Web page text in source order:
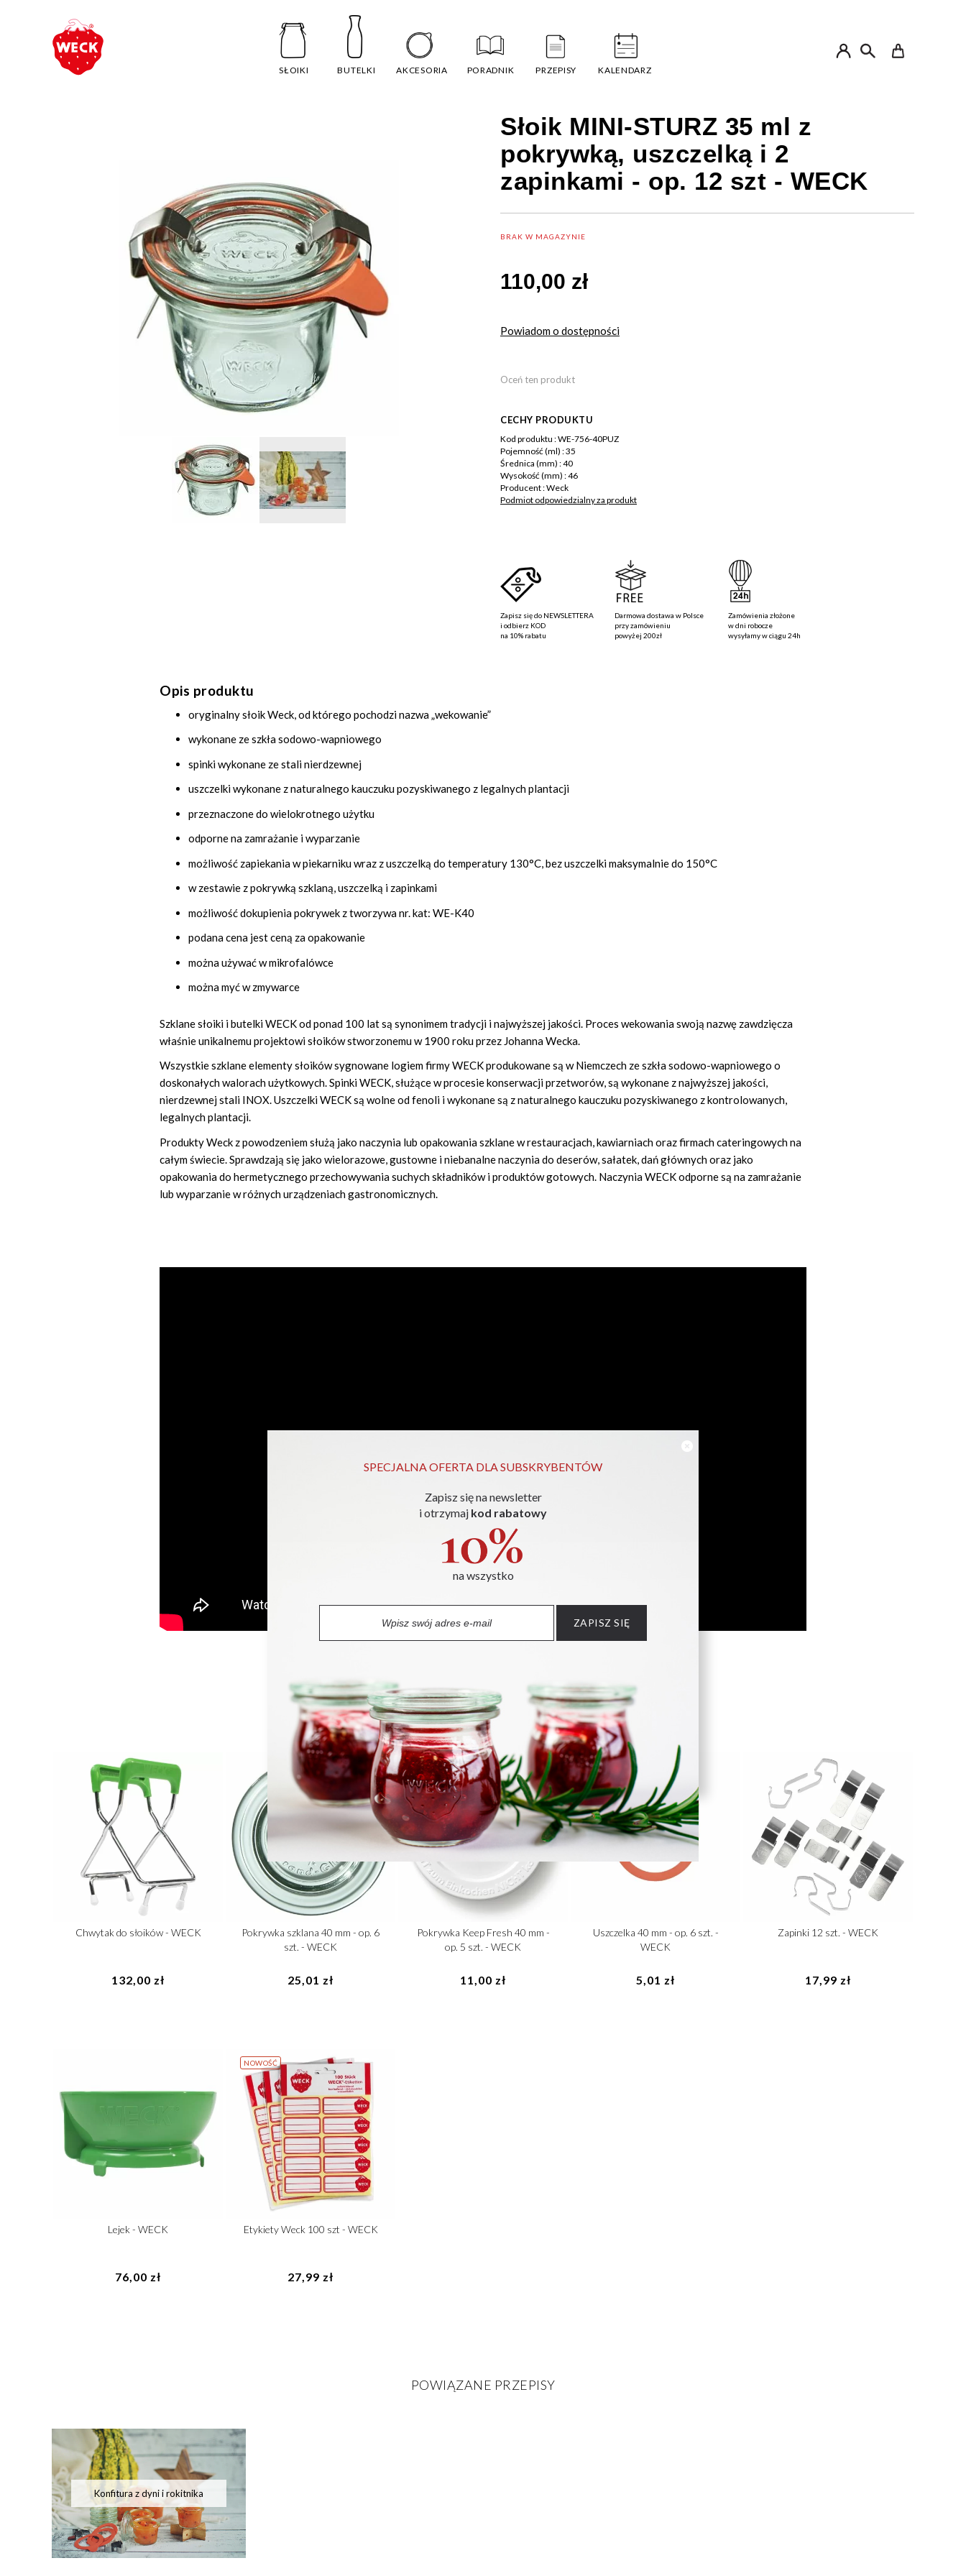
SPECJALNA OFERTA DLA SUBSKRYBENTÓW
Zapisz się na newsletter
i otrzymaj kod rabatowy
na wszystko
ZAPISZ SIĘ
SŁOIKI BUTELKI AKCESORIA PORADNIK PRZEPISY KALENDARZ
Słoik MINI-STURZ 35 ml z
pokrywką, uszczelką i 2
zapinkami - op. 12 szt - WECK
BRAK W MAGAZYNIE
110,00 zł
Powiadom o dostępności
Oceń ten produkt
CECHY PRODUKTU
Więcej
informacji
Kod produktu :WE-756-40PUZ
Pojemność (ml) :35
Średnica (mm) :40
Wysokość (mm) :46
Producent :Weck
Podmiot odpowiedzialny za produkt
Zapisz się do NEWSLETTERA
i odbierz KOD
na 10% rabatu
Darmowa dostawa w Polsce
przy zamówieniu
powyżej 200zł
Zamówienia złożone
w dni robocze
wysyłamy w ciągu24h
Opis produktu
oryginalny słoik Weck, od którego pochodzi nazwa „wekowanie”
wykonane ze szkła sodowo-wapniowego
spinki wykonane ze stali nierdzewnej
uszczelki wykonane z naturalnego kauczuku pozyskiwanego z legalnych plantacji
przeznaczone do wielokrotnego użytku
odporne na zamrażanie i wyparzanie
możliwość zapiekania w piekarniku wraz z uszczelką do temperatury 130°C, bez uszczelki maksymalnie do 150°C
w zestawie z pokrywką szklaną, uszczelką i zapinkami
możliwość dokupienia pokrywek z tworzywa nr. kat: WE-K40
podana cena jest ceną za opakowanie
można używać w mikrofalówce
można myć w zmywarce
Szklane słoiki i butelki WECK od ponad 100 lat są synonimem tradycji i najwyższej jakości. Proces wekowania swoją nazwę zawdzięcza
właśnie unikalnemu projektowi słoików stworzonemu w 1900 roku przez Johanna Wecka.
Wszystkie szklane elementy słoików sygnowane logiem firmy WECK produkowane są w Niemczech ze szkła sodowo-wapniowego o
doskonałych walorach użytkowych. Spinki WECK, służące w procesie konserwacji przetworów, są wykonane z najwyższej jakości,
nierdzewnej stali INOX. Uszczelki WECK są wolne od fenoli i wykonane są z naturalnego kauczuku pozyskiwanego z kontrolowanych,
legalnych plantacji.
Produkty Weck z powodzeniem służą jako naczynia lub opakowania szklane w restauracjach, kawiarniach oraz firmach cateringowych na
całym świecie. Sprawdzają się jako wielorazowe, gustowne i niebanalne naczynia do deserów, sałatek, dań głównych oraz jako
opakowania do hermetycznego przechowywania suchych składników i produktów gotowych. Naczynia WECK odporne są na zamrażanie
lub wyparzanie w różnych urządzeniach gastronomicznych.
PRODUKTY UZUPEŁNIAJĄCE
Chwytak do słoików - WECK
132,00 zł
Pokrywka szklana 40 mm - op. 6
szt. - WECK
25,01 zł
Pokrywka Keep Fresh 40 mm -
op. 5 szt. - WECK
11,00 zł
Uszczelka 40 mm - op. 6 szt. -
WECK
5,01 zł
Zapinki 12 szt. - WECK
17,99 zł
Lejek - WECK
76,00 zł
NOWOŚĆ
Etykiety Weck 100 szt - WECK
27,99 zł
POWIĄZANE PRZEPISY
Konfitura z dyni i rokitnika